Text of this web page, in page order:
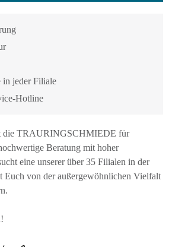
in jeder Filiale
Hotline
die TRAURINGSCHMIEDE für
Beratung mit hoher
eine unserer über 35 Filialen in der
von der außergewöhnlichen Vielfalt